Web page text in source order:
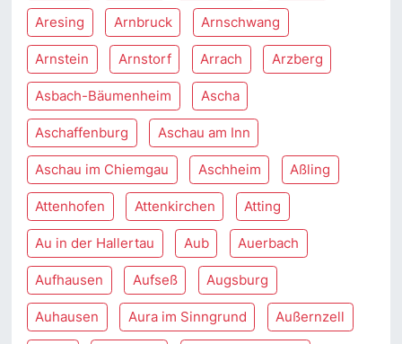
Aresing Arnbruck Arnschwang
Arnstein Arnstorf Arrach Arzberg
Asbach-Bäumenheim Ascha
Aschaffenburg Aschau am Inn
Aschau im Chiemgau Aschheim Aßling
Attenhofen Attenkirchen Atting
Au in der Hallertau Aub Auerbach
Aufhausen Aufseß Augsburg
Auhausen Aura im Sinngrund Außernzell